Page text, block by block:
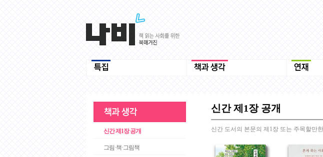
신간 제1장 공개
그림·책·그림책
신간 제1장 공개
신간 도서의 본문의 제1장 또는 주목할만